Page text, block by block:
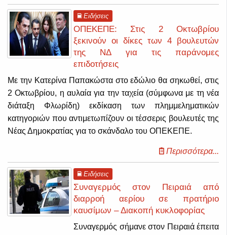
Ειδήσεις
ΟΠΕΚΕΠΕ: Στις 2 Οκτωβρίου
ξεκινούν οι δίκες των 4 βουλευτών
της ΝΔ για τις παράνομες
επιδοτήσεις
Με την Κατερίνα Παπακώστα στο εδώλιο θα σηκωθεί, στις
2 Οκτωβρίου, η αυλαία για την ταχεία (σύμφωνα με τη νέα
διάταξη Φλωρίδη) εκδίκαση των πλημμεληματικών
κατηγοριών που αντιμετωπίζουν οι τέσσερις βουλευτές της
Νέας Δημοκρατίας για το σκάνδαλο του ΟΠΕΚΕΠΕ.
Περισσότερα...
Ειδήσεις
Συναγερμός στον Πειραιά από
διαρροή αερίου σε πρατήριο
καυσίμων – Διακοπή κυκλοφορίας
Συναγερμός σήμανε στον Πειραιά έπειτα